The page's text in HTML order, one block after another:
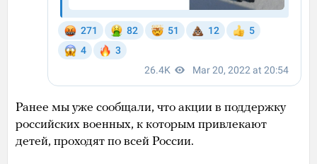
Ранее мы уже сообщали, что акции в поддержку
российских военных, к которым привлекают
детей, проходят по всей России.